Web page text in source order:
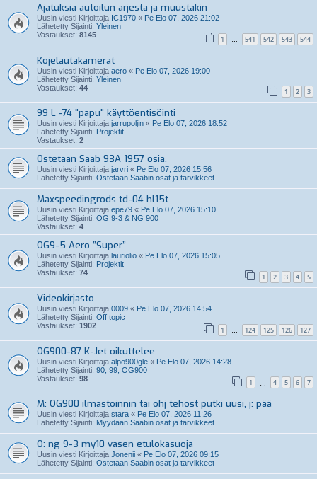
Ajatuksia autoilun arjesta ja muustakin
Uusin viesti Kirjoittaja IC1970 « Pe Elo 07, 2026 21:02
Lähetetty Sijainti: Yleinen
Vastaukset: 8145 1 … 541 542 543 544
Kojelautakamerat
Uusin viesti Kirjoittaja aero « Pe Elo 07, 2026 19:00
Lähetetty Sijainti: Yleinen
Vastaukset: 44 1 2 3
99 L -74 "papu" käyttöentisöinti
Uusin viesti Kirjoittaja jarrupoljin « Pe Elo 07, 2026 18:52
Lähetetty Sijainti: Projektit
Vastaukset: 2
Ostetaan Saab 93A 1957 osia.
Uusin viesti Kirjoittaja jarvri « Pe Elo 07, 2026 15:56
Lähetetty Sijainti: Ostetaan Saabin osat ja tarvikkeet
Maxspeedingrods td-04 hl15t
Uusin viesti Kirjoittaja epe79 « Pe Elo 07, 2026 15:10
Lähetetty Sijainti: OG 9-3 & NG 900
Vastaukset: 4
OG9-5 Aero ”Super”
Uusin viesti Kirjoittaja lauriolio « Pe Elo 07, 2026 15:05
Lähetetty Sijainti: Projektit
Vastaukset: 74 1 2 3 4 5
Videokirjasto
Uusin viesti Kirjoittaja 0009 « Pe Elo 07, 2026 14:54
Lähetetty Sijainti: Off topic
Vastaukset: 1902 1 … 124 125 126 127
OG900-87 K-Jet oikuttelee
Uusin viesti Kirjoittaja alpo900gle « Pe Elo 07, 2026 14:28
Lähetetty Sijainti: 90, 99, OG900
Vastaukset: 98 1 4 5 6 7
M: OG900 ilmastoinnin tai ohj tehost putki uusi, j: pää
Uusin viesti Kirjoittaja stara « Pe Elo 07, 2026 11:26
Lähetetty Sijainti: Myydään Saabin osat ja tarvikkeet
O: ng 9-3 my10 vasen etulokasuoja
Uusin viesti Kirjoittaja Jonenii « Pe Elo 07, 2026 09:15
Lähetetty Sijainti: Ostetaan Saabin osat ja tarvikkeet